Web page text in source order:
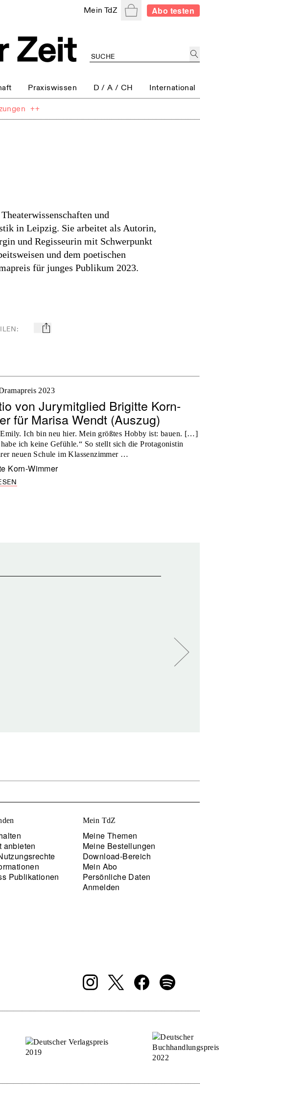
Mein TdZ WarenkorbAbo testen
Praxiswissen D / A / CH International
++
und
in Leipzig. Sie arbeitet als Autorin,
und Regisseurin mit Schwerpunkt
und dem poetischen
für junges Publikum 2023.
: mail
2023
von Jurymitglied Brigitte Korn-
für Marisa Wendt (Auszug)
Emily. Ich bin neu hier. Mein größtes Hobby ist: bauen. […]
ich keine Gefühle.“ So stellt sich die Protagonistin
neuen Schule im Klassenzimmer …
Korn-Wimmer
anbieten
Publikationen
Mein TdZ
Meine Themen
Meine Bestellungen
Download-Bereich
Mein Abo
Persönliche Daten
Anmelden